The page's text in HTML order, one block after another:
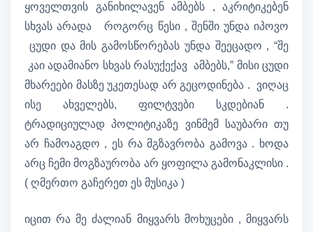
ყოველთვის განიხილავენ ამბებს , აკრიტიკებენ
სხვას არადა როგორც წესი , შენში უნდა იპოვო
ცუდი და მის გამოსწორებას უნდა შეეცადო , “შე
კაი ადამიანო სხვას რასუქექავ ამბებს,” მისი ცუდი
მხარეები მასზე უკეთესად არ გეცოდინება . ვიღაც
ისე ახველებს, ფილტვები სკდებიან .
ტრადიციულად პოლიტიკაზე ვინმემ საუბარი თუ
არ ჩამოაგდო , ეს რა მგზავრობა გამოვა . ხოდა
არც ჩემი მოგზაურობა არ ყოფილა გამონაკლისი .
( ღმერთო გაჩერეთ ეს მუსიკა )
იცით რა მე ძალიან მიყვარს მოხუცები , მიყვარს